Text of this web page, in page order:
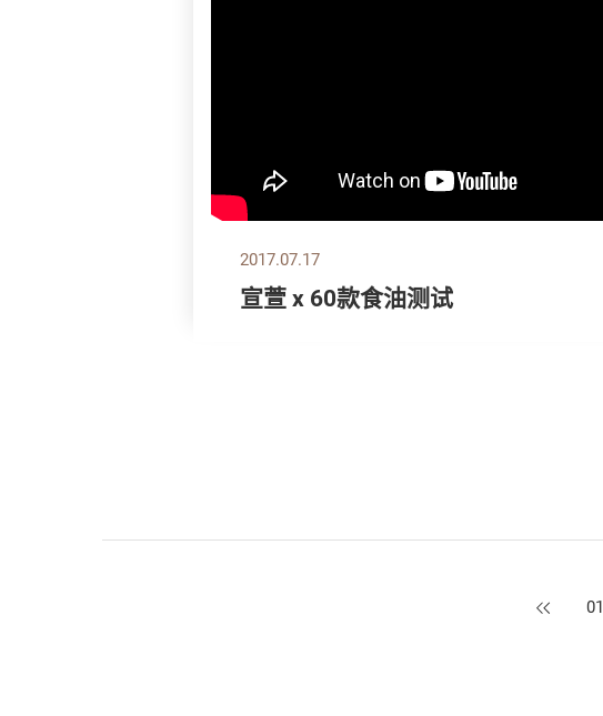
2017.07.17
宣萱 x 60款食油测试
上一页
01